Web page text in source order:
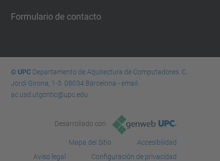
Formulario de contacto
© UPCDepartamento de Aquitectura de Computadores. C.
Jordi Girona, 1-3. 08034 Barcelona - email:
ac.usd.utgcntic@upc.edu
Desarrollado con
Mapa del Sitio
Accesibilidad
Aviso legal
Configuración de privacidad